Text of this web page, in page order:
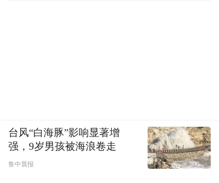
台风“白海豚”影响显著增
强，9岁男孩被海浪卷走
鲁中晨报